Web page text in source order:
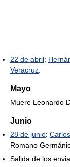
22 de abril:
Veracruz
Mayo
Muere Leonardo
Junio
28 de junio:
Romano
Salida de los